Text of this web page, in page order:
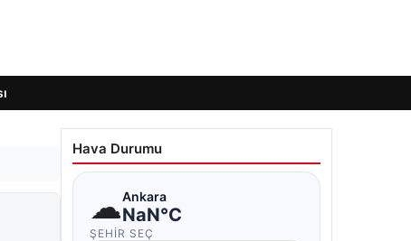
Hava Durumu
☁Ankara
NaN°C
ŞEHIR SEÇ